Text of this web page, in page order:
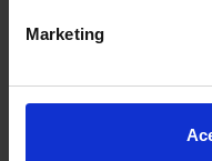
Marketing
MENÚ
Noticias